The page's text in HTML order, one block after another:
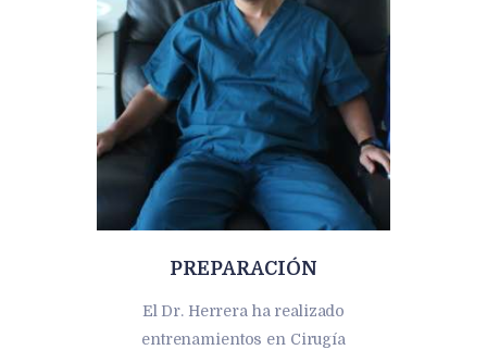
PREPARACIÓN
El Dr. Herrera ha realizado
entrenamientos en Cirugía